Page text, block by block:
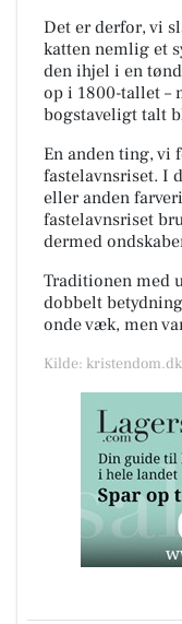
Det er derfor, vi
katten nemlig et
den ihjel i en
op i 1800-tallet –
bogstaveligt talt
En anden ting, vi
fastelavnsriset. I
eller anden
fastelavnsriset
dermed
Traditionen med
dobbelt
onde væk, men
Kilde: kristendom.dk